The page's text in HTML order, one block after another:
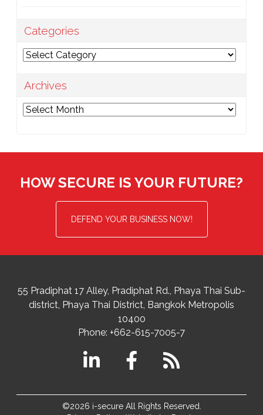
Categories
Categories
Archives
Archives
HOW SECURE IS YOUR FUTURE?
DEFEND YOUR BUSINESS NOW!
55 Pradiphat 17 Alley, Pradiphat Rd., Phaya Thai Sub-
district Phaya Thai District, Bangkok Metropolis
10400
Phone: +662-615-7005-7
©2026 i-secure All Rights Reserved.